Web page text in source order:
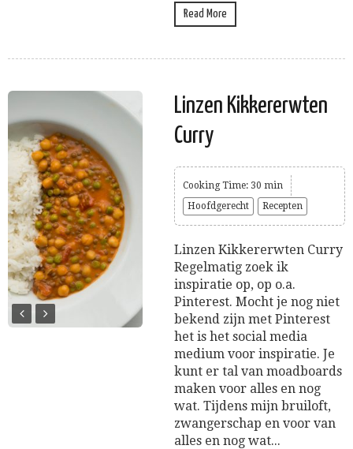
Read More
Linzen Kikkererwten
Curry
Cooking Time: 30 min
Hoofdgerecht
Recepten
Linzen Kikkererwten Curry
Regelmatig zoek ik
inspiratie op, op o.a.
Pinterest. Mocht je nog niet
bekend zijn met Pinterest
het is het social media
medium voor inspiratie. Je
kunt er tal van moadboards
maken voor alles en nog
wat. Tijdens mijn bruiloft,
zwangerschap en voor van
alles en nog wat...